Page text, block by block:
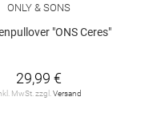
ONLY & SONS
"ONS Ceres"
29,99 €
MwSt. zzgl.Versand